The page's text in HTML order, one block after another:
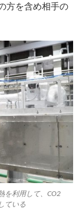
方を含め相手の
を利用して、CO2
ている